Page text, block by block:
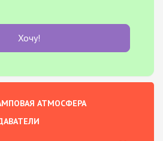
Хочу!
АТМОСФЕРА